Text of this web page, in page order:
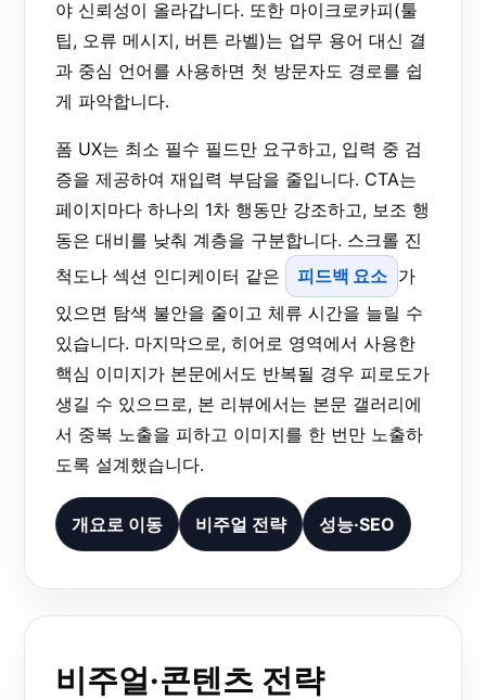
야 신뢰성이 올라갑니다. 또한 마이크로카피(툴
팁, 오류 메시지, 버튼 라벨)는 업무 용어 대신 결
과 중심 언어를 사용하면 첫 방문자도 경로를 쉽
게 파악합니다.
폼 UX는 최소 필수 필드만 요구하고, 입력 중 검
증을 제공하여 재입력 부담을 줄입니다. CTA는
페이지마다 하나의 1차 행동만 강조하고, 보조 행
동은 대비를 낮춰 계층을 구분합니다. 스크롤 진
척도나 섹션 인디케이터 같은
피드백 요소 가
있으면 탐색 불안을 줄이고 체류 시간을 늘릴 수
있습니다. 마지막으로, 히어로 영역에서 사용한
핵심 이미지가 본문에서도 반복될 경우 피로도가
생길 수 있으므로, 본 리뷰에서는 본문 갤러리에
서 중복 노출을 피하고 이미지를 한 번만 노출하
도록 설계했습니다.
개요로 이동 비주얼 전략 성능·SEO
비주얼·콘텐츠 전략